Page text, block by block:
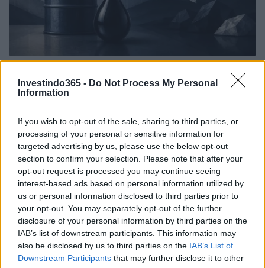
Investindo365 - Do Not Process My Personal
Information
If you wish to opt-out of the sale, sharing to third parties, or
processing of your personal or sensitive information for
targeted advertising by us, please use the below opt-out
section to confirm your selection. Please note that after your
opt-out request is processed you may continue seeing
interest-based ads based on personal information utilized by
us or personal information disclosed to third parties prior to
your opt-out. You may separately opt-out of the further
disclosure of your personal information by third parties on the
IAB’s list of downstream participants. This information may
also be disclosed by us to third parties on the IAB’s List of
Downstream Participants that may further disclose it to other
2026
Rafael Oliveira · 6 ago 2026
NÃO CLASSIFICADO